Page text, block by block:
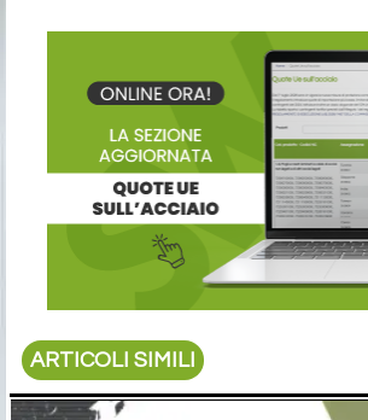
ARTICOLI SIMILI